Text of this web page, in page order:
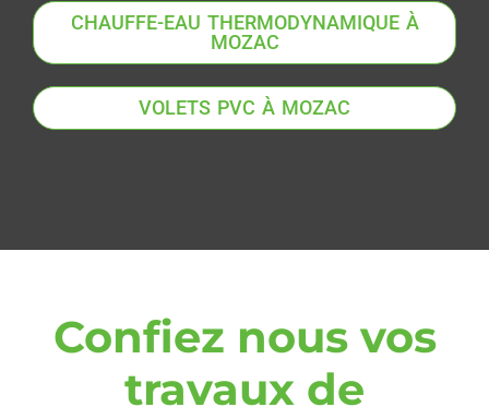
CHAUFFE-EAU THERMODYNAMIQUE À
MOZAC
VOLETS PVC À MOZAC
Confiez nous vos
travaux de